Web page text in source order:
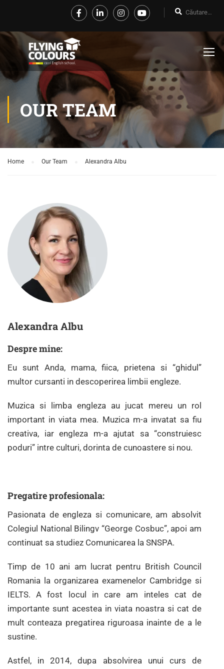
OUR TEAM
Home Our Team Alexandra Albu
Alexandra Albu
Despre mine:
Eu sunt Anda, mama, fiica, prietena si “ghidul”
multor cursanti in descoperirea limbii engleze.
Muzica si limba engleza au jucat mereu un rol
important in viata mea. Muzica m-a invatat sa fiu
creativa, iar engleza m-a ajutat sa “construiesc
poduri” intre culturi, dorinta de cunoastere si nou.
Pregatire profesionala:
Pasionata de engleza si comunicare, am absolvit
Colegiul National Bilingv “George Cosbuc”, apoi am
continuat sa studiez Comunicarea la SNSPA.
Timp de 10 ani am lucrat pentru British Council
Romania la organizarea examenelor Cambridge si
IELTS. A fost locul in care am inteles cat de
importante sunt acestea in viata noastra si cat de
mult conteaza pregatirea riguroasa inainte de a le
sustine.
Astfel, in 2014, dupa absolvirea unui curs de